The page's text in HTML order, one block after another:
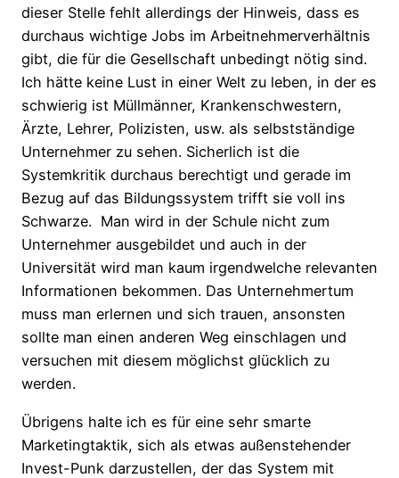
dieser Stelle fehlt allerdings der Hinweis, dass es
durchaus wichtige Jobs im Arbeitnehmerverhältnis
gibt, die für die Gesellschaft unbedingt nötig sind.
Ich hätte keine Lust in einer Welt zu leben, in der es
schwierig ist Müllmänner, Krankenschwestern,
Ärzte, Lehrer, Polizisten, usw. als selbstständige
Unternehmer zu sehen. Sicherlich ist die
Systemkritik durchaus berechtigt und gerade im
Bezug auf das Bildungssystem trifft sie voll ins
Schwarze. Man wird in der Schule nicht zum
Unternehmer ausgebildet und auch in der
Universität wird man kaum irgendwelche relevanten
Informationen bekommen. Das Unternehmertum
muss man erlernen und sich trauen, ansonsten
sollte man einen anderen Weg einschlagen und
versuchen mit diesem möglichst glücklich zu
werden.
Übrigens halte ich es für eine sehr smarte
Marketingtaktik, sich als etwas außenstehender
Invest-Punk darzustellen, der das System mit